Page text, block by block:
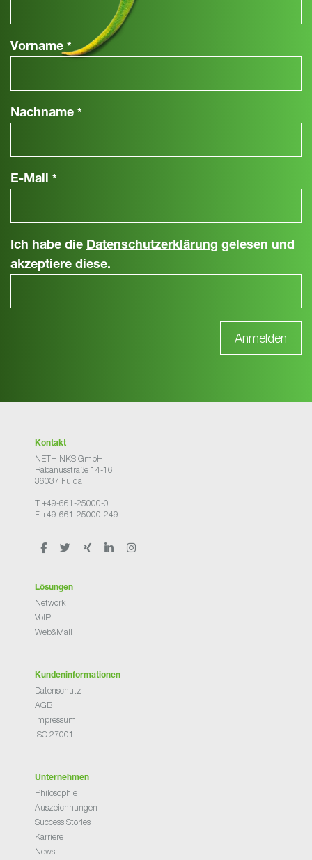
Vorname *
Nachname *
E-Mail *
Ich habe die Datenschutzerklärung gelesen und
akzeptiere diese.
Kontakt
NETHINKS GmbH
Rabanusstraße 14-16
36037 Fulda
T +49-661-25000-0
F +49-661-25000-249
Lösungen
Network
VoIP
Web&Mail
Kundeninformationen
Datenschutz
AGB
Impressum
ISO 27001
Unternehmen
Philosophie
Auszeichnungen
Success Stories
Karriere
News